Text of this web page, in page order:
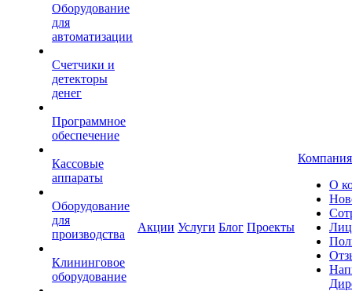
Оборудование
для
автоматизации
Счетчики и
детекторы
денег
Программное
обеспечение
Кассовые
аппараты
Оборудование
для
производства
Клининговое
оборудование
Акции Услуги Блог Проекты
Компания
О